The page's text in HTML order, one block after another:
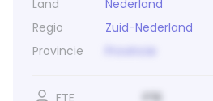
Land
Nederland
Regio
Zuid-Nederland
Provincie
Provincie
FTE
FTE